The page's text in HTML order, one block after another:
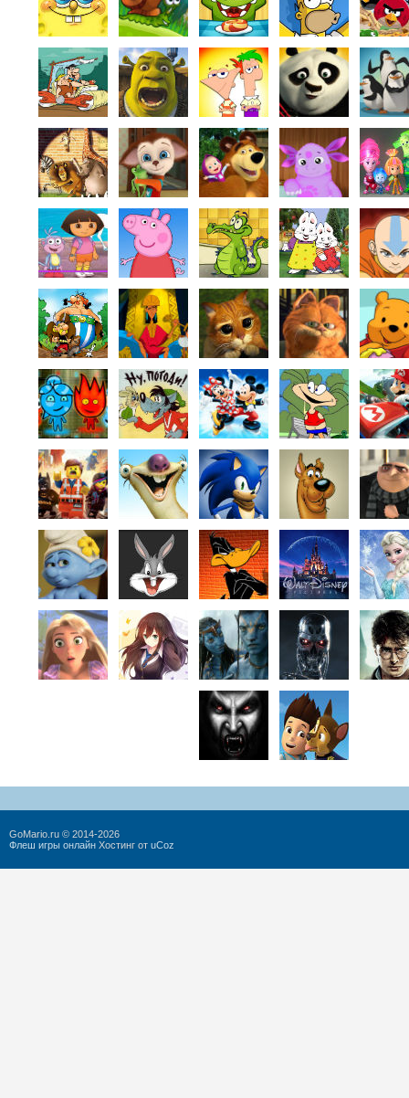
GoMario.ru © 2014-2026
Флеш игры онлайн Хостинг от uCoz